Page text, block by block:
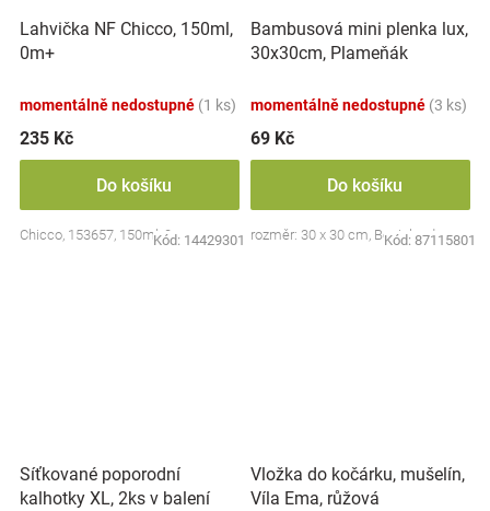
Lahvička NF Chicco, 150ml,
0m+
momentálně nedostupné (1 ks)
235 Kč
Do košíku
Chicco, 153657, 150ml, 0m+
Kód: 14429301
Bambusová mini plenka lux,
30x30cm, Plameňák
momentálně nedostupné (3 ks)
69 Kč
Do košíku
rozměr: 30 x 30 cm, Bocioland
Kód: 87115801
Síťkované poporodní
kalhotky XL, 2ks v balení
Vložka do kočárku, mušelín,
Víla Ema, růžová